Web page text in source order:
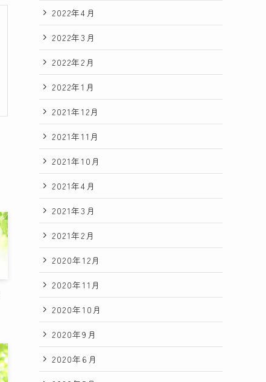
2022年4月
2022年3月
2022年2月
2022年1月
2021年12月
2021年11月
2021年10月
2021年4月
2021年3月
2021年2月
2020年12月
2020年11月
2020年10月
2020年9月
2020年6月